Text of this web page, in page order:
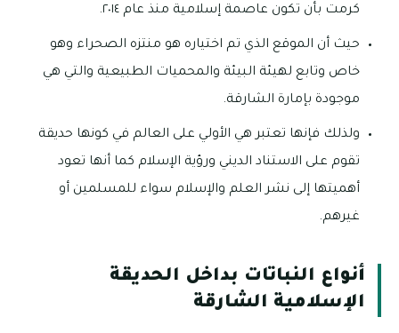
كرمت بأن تكون عاصمة إسلامية منذ عام ٢٠١٤.
حيث أن الموقع الذي تم اختياره هو منتزه الصحراء وهو
خاص وتابع لهيئة البيئة والمحميات الطبيعية والتي هي
موجودة بإمارة الشارقة.
ولذلك فإنها تعتبر هي الأولي على العالم في كونها حديقة
تقوم على الاستناد الديني ورؤية الإسلام كما أنها تعود
أهميتها إلى نشر العلم والإسلام سواء للمسلمين أو
غيرهم.
أنواع النباتات بداخل الحديقة
الإسلامية الشارقة